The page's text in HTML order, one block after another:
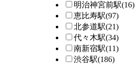
明治神宮前駅(16)
恵比寿駅(97)
北参道駅(21)
代々木駅(34)
南新宿駅(11)
渋谷駅(186)